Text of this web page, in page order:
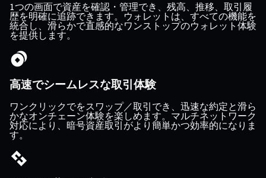
1つの画面で資産を確認・管理でき、残高、推移、取引履
歴を明確に追跡できます。ウォレットは、すべての機能を
統合し、滑らかで直感的なワンストップのウォレット体験
を提供します。
高速でシームレスな取引体験
ワンクリックでをスワップ／取引でき、迅速な約定と滑ら
かなオンチェーン体験を楽しめます。マルチネットワーク
対応により、暗号資産取引がより簡単かつ効率的になりま
す。